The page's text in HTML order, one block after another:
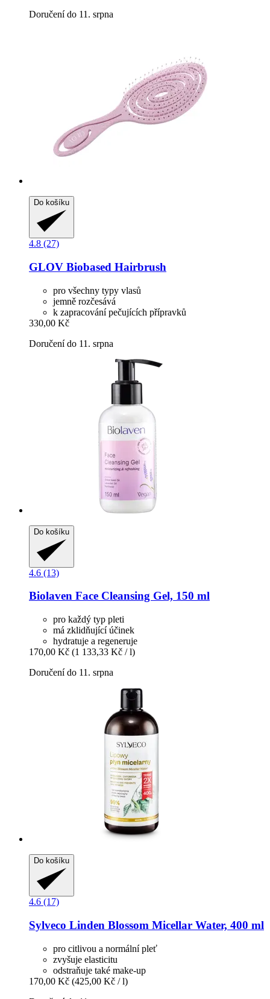
Doručení do 11. srpna
Do košíku
4.8 (27)
GLOV Biobased Hairbrush
pro všechny typy vlasů
jemně rozčesává
k zapracování pečujících přípravků
330,00 Kč
Doručení do 11. srpna
Do košíku
4.6 (13)
Biolaven Face Cleansing Gel, 150 ml
pro každý typ pleti
má zklidňující účinek
hydratuje a regeneruje
170,00 Kč (1 133,33 Kč / l)
Doručení do 11. srpna
Do košíku
4.6 (17)
Sylveco Linden Blossom Micellar Water, 400 ml
pro citlivou a normální pleť
zvyšuje elasticitu
odstraňuje také make-up
170,00 Kč (425,00 Kč / l)